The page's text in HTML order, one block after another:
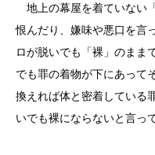
地上の幕屋を着ていない
恨んだり、嫌味や悪口を言
ロが脱いでも「裸」のまま
でも罪の着物が下にあって
換えれば体と密着している
いでも裸にならないと言っ